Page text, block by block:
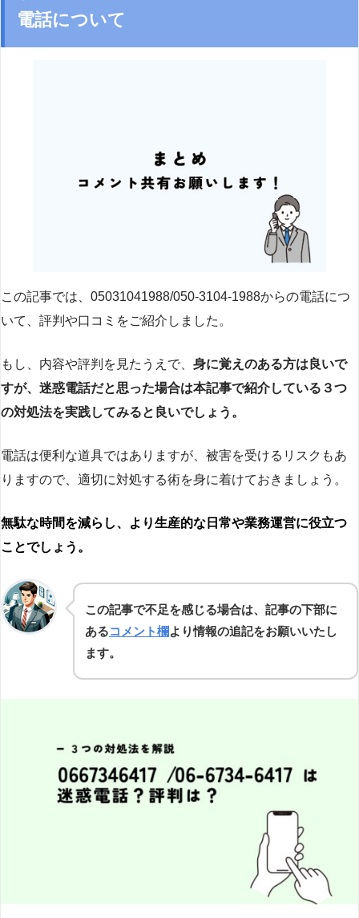
電話について
この記事では、05031041988/050-3104-1988からの電話につ
いて、評判や口コミをご紹介しました。
もし、内容や評判を見たうえで、 身に覚えのある方は良いで
すが、迷惑電話だと思った場合は本記事で紹介している３つ
の対処法を実践してみると良いでしょう。
電話は便利な道具ではありますが、被害を受けるリスクもあ
りますので、適切に対処する術を身に着けておきましょう。
無駄な時間を減らし、より生産的な日常や業務運営に役立つ
ことでしょう。
この記事で不足を感じる場合は、記事の下部に
あるコメント欄より情報の追記をお願いいたし
ます。